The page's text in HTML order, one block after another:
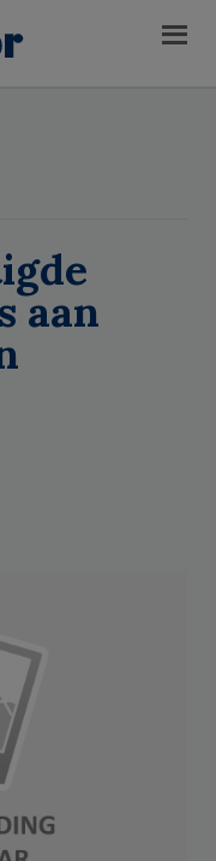
aan